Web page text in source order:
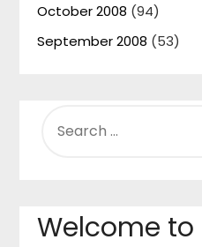
October 2008 (94)
September 2008 (53)
FOR:
Welcome to